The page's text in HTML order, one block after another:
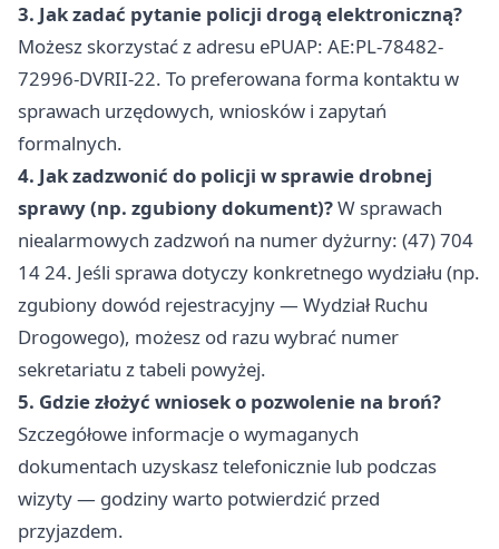
3. Jak zadać pytanie policji drogą elektroniczną?
Możesz skorzystać z adresu ePUAP: AE:PL-78482-
72996-DVRII-22. To preferowana forma kontaktu w
sprawach urzędowych, wniosków i zapytań
formalnych.
4. Jak zadzwonić do policji w sprawie drobnej
sprawy (np. zgubiony dokument)?W sprawach
niealarmowych zadzwoń na numer dyżurny: (47) 704
14 24. Jeśli sprawa dotyczy konkretnego wydziału (np.
zgubiony dowód rejestracyjny — Wydział Ruchu
Drogowego), możesz od razu wybrać numer
sekretariatu z tabeli powyżej.
5. Gdzie złożyć wniosek o pozwolenie na broń?
Szczegółowe informacje o wymaganych
dokumentach uzyskasz telefonicznie lub podczas
wizyty — godziny warto potwierdzić przed
przyjazdem.